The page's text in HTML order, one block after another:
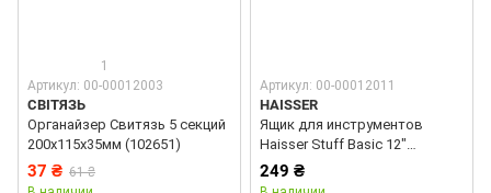
1
Артикул: 00-00012003
СВІТЯЗЬ
Органайзер Свитязь 5 секций
200х115х35мм (102651)
37 ₴ 61 ₴
Артикул: 00-00012011
HAISSER
Ящик для инструментов
Haisser Stuff Basic 12"
312x167x130мм (65560)
249 ₴